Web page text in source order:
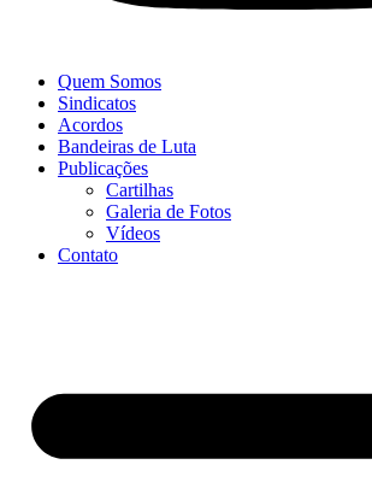
Quem Somos
Sindicatos
Acordos
Bandeiras de Luta
Publicações
Cartilhas
Galeria de Fotos
Vídeos
Contato